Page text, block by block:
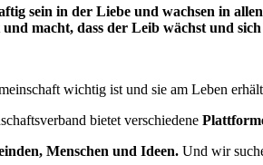
sein in der Liebe und wachsen in
macht, dass der Leib wächst und
wichtig ist und sie am Leben
bietet verschiedene
Menschen und Ideen. Und wir